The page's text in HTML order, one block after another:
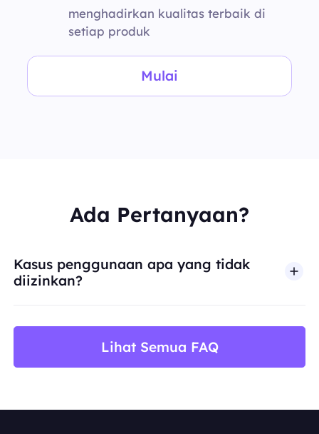
menghadirkan kualitas terbaik di
setiap produk
Mulai
Ada Pertanyaan?
Kasus penggunaan apa yang tidak
diizinkan?
Lihat Semua FAQ